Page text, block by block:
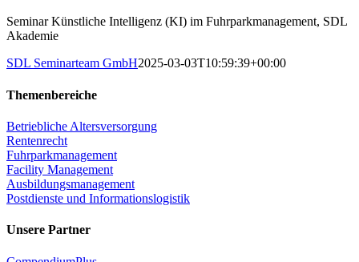
Seminar Künstliche Intelligenz (KI) im Fuhrparkmanagement, SDL
Akademie
SDL Seminarteam GmbH2025-03-03T10:59:39+00:00
Themenbereiche
Betriebliche Altersversorgung
Rentenrecht
Fuhrparkmanagement
Facility Management
Ausbildungsmanagement
Postdienste und Informationslogistik
Unsere Partner